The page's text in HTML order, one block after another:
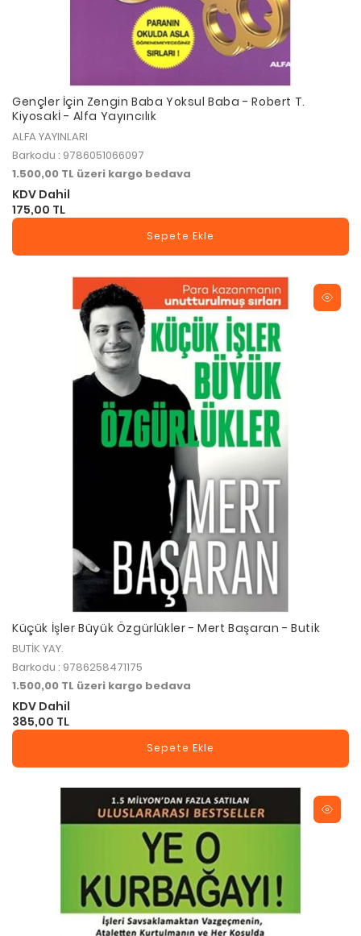
Gençler İçin Zengin Baba Yoksul Baba - Robert T.
Kiyosakİ - Alfa Yayıncılık
ALFA YAYINLARI
Barkodu : 9786051066097
1.500,00 TL üzeri kargo bedava
KDV Dahil
175,00 TL
Sepete Ekle
Küçük İşler Büyük Özgürlükler - Mert Başaran - Butik
BUTİK YAY.
Barkodu : 9786258471175
1.500,00 TL üzeri kargo bedava
KDV Dahil
385,00 TL
Sepete Ekle